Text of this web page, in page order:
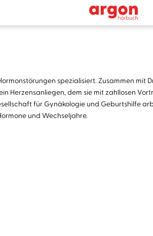
spezialisiert. Zusammen mit
Herzensanliegen, dem sie mit zahllosen
für Gynäkologie und Geburtshilfe
und Wechseljahre.